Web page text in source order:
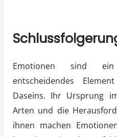
Emotionen sind
entscheidendes
Daseins. Ihr Ursprung
Arten und die
ihnen machen